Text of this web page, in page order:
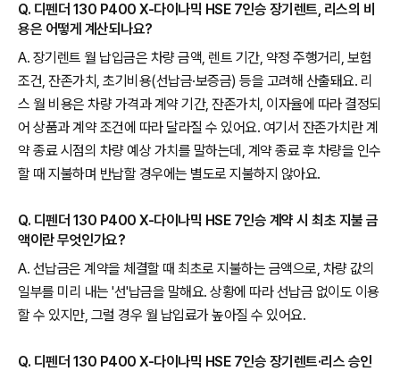
Q. 디펜더 130 P400 X-다이나믹 HSE 7인승 장기렌트, 리스의 비
용은 어떻게 계산되나요?
A. 장기렌트 월 납입금은 차량 금액, 렌트 기간, 약정 주행거리, 보험
조건, 잔존가치, 초기비용(선납금·보증금) 등을 고려해 산출돼요. 리
스 월 비용은 차량 가격과 계약 기간, 잔존가치, 이자율에 따라 결정되
어 상품과 계약 조건에 따라 달라질 수 있어요. 여기서 잔존가치란 계
약 종료 시점의 차량 예상 가치를 말하는데, 계약 종료 후 차량을 인수
할 때 지불하며 반납할 경우에는 별도로 지불하지 않아요.
Q. 디펜더 130 P400 X-다이나믹 HSE 7인승 계약 시 최초 지불 금
액이란 무엇인가요?
A. 선납금은 계약을 체결할 때 최초로 지불하는 금액으로, 차량 값의
일부를 미리 내는 '선'납금을 말해요. 상황에 따라 선납금 없이도 이용
할 수 있지만, 그럴 경우 월 납입료가 높아질 수 있어요.
Q. 디펜더 130 P400 X-다이나믹 HSE 7인승 장기렌트·리스 승인